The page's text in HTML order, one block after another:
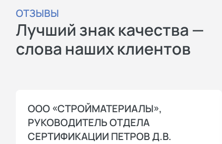
СДС “Промтехсертификация” — в
ней мы выдаем сертификаты
соответствия ГОСТ Р ИСО на
систему менеджмента качества,
(ХАССП), систему безопасности
труда, систему информационной
безопасности и т.д. Также
ОТЗЫВЫ
Лучший знак качества —
слова наших клиентов
ООО «СТРОЙМАТЕРИАЛЫ»,
РУКОВОДИТЕЛЬ ОТДЕЛА
СЕРТИФИКАЦИИ ПЕТРОВ Д.В.